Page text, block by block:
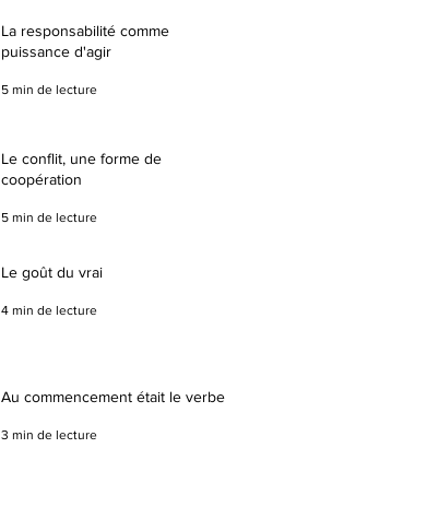
La responsabilité comme
puissance d'agir
5 min de lecture
Le conflit, une forme de
coopération
5 min de lecture
Le goût du vrai
4 min de lecture
Au commencement était le verbe
3 min de lecture